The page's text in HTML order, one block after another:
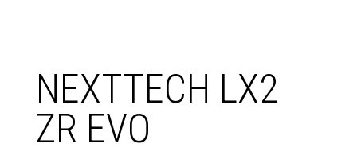
NEXTTECH LX2
ZR EVO